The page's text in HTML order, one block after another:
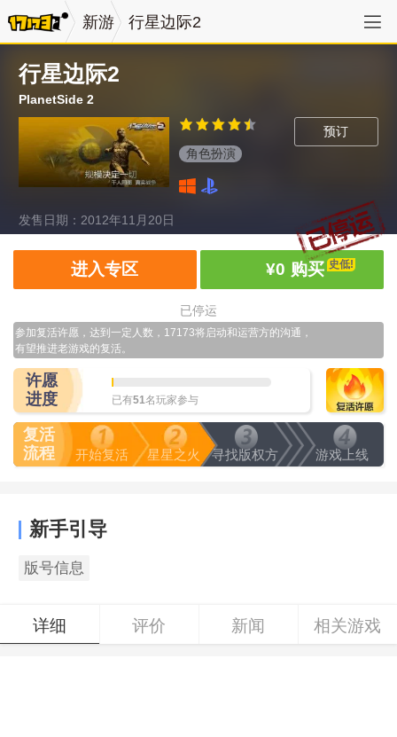
新游 行星边际2
行星边际2
PlanetSide 2
预订
角色扮演
发售日期：2012年11月20日
进入专区 ¥0 购买 史低!
已停运
参加复活许愿，达到一定人数，17173将启动和运营方的沟通，
有望推进老游戏的复活。
许愿
进度
已有51名玩家参与
复活
流程
开始复活 星星之火 寻找版权方 游戏上线
新手引导
版号信息
详细 评价 新闻 相关游戏